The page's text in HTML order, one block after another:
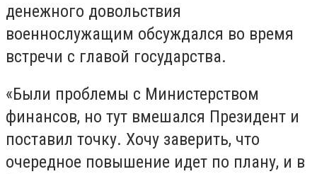
денежного довольствия
военнослужащим обсуждался во время
встречи с главой государства.
«Были проблемы с Министерством
финансов, но тут вмешался Президент и
поставил точку. Хочу заверить, что
очередное повышение идет по плану, и в